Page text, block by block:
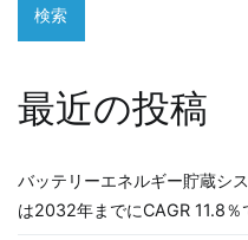
シ
ン
検索
最近の投稿
バッテリーエネルギー貯蔵シ
は2032年までにCAGR 11.8％